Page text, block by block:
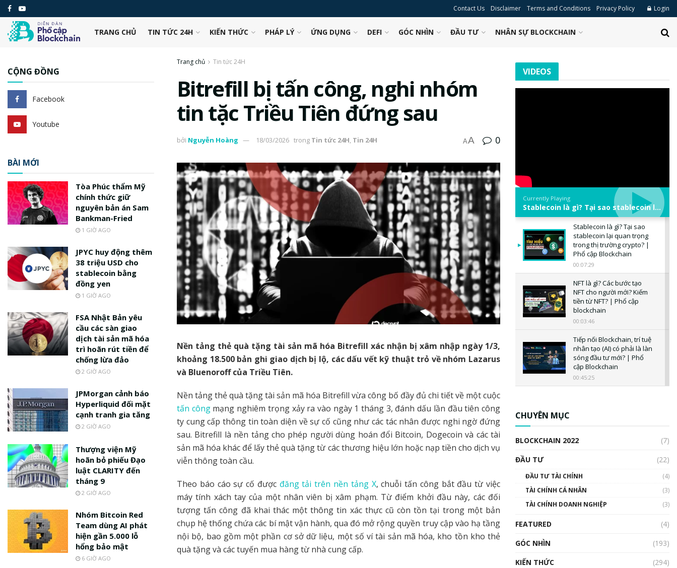
Contact Us Disclaimer Terms and Conditions Privacy Policy Login
TRANG CHỦ TIN TỨC 24H KIẾN THỨC PHÁP LÝ ỨNG DỤNG DEFI GÓC NHÌN ĐẦU TƯ NHÂN SỰ BLOCKCHAIN
Trang chủ Tin tức 24H
Bitrefill bị tấn công, nghi nhóm
tin tặc Triều Tiên đứng sau
bởi Nguyễn Hoàng 18/03/2026 trong Tin tức 24H, Tin 24H AA 0
Nền tảng thẻ quà tặng tài sản mã hóa Bitrefill xác nhận bị xâm nhập ngày 1/3,
khoảng 18.500 bản ghi giao dịch bị lộ, các dấu vết kỹ thuật trỏ về nhóm Lazarus
và Bluenoroff của Triều Tiên.
Nền tảng thẻ quà tặng tài sản mã hóa Bitrefill vừa công bố đầy đủ chi tiết về một cuộc
tấn côngmạng nghiêm trọng xảy ra vào ngày 1 tháng 3, đánh dấu lần đầu tiên công
ty cung cấp thông tin toàn diện về sự cố cũng như các tác nhân được nghi ngờ đứng
sau. Bitrefill là nền tảng cho phép người dùng hoán đổi Bitcoin, Dogecoin và các tài
sản mã hóa khác để lấy thẻ quà tặng từ các thương hiệu lớn hoặc nạp tiền cho dịch vụ
viễn thông toàn cầu.
Theo báo cáo sự cố được đăng tải trên nền tảng X, chuỗi tấn công bắt đầu từ việc
máy tính xách tay của một nhân viên bị xâm phạm. Từ điểm khởi đầu này, các đối
tượng tấn công đã khai thác một thông tin xác thực cũ còn tồn tại trong một bản
chụp hệ thống chứa các bí mật vận hành, qua đó mở rộng quyền truy cập vào hạ tầng
nội bộ, bao gồm một phần cơ sở dữ liệu, một số ví tài sản mã hóa, kho tồn kho thẻ
quà tặng và các tuyến mua hàng từ nhà cung cấp.
CỘNG ĐỒNG
Facebook
Youtube
BÀI MỚI
Tòa Phúc thẩm Mỹ
chính thức giữ
nguyên bản án Sam
Bankman-Fried
1 GIỜ AGO
JPYC huy động thêm
38 triệu USD cho
stablecoin bằng
đồng yen
1 GIỜ AGO
FSA Nhật Bản yêu
cầu các sàn giao
dịch tài sản mã hóa
trì hoãn rút tiền để
chống lừa đảo
2 GIỜ AGO
JPMorgan cảnh báo
Hyperliquid đối mặt
cạnh tranh gia tăng
2 GIỜ AGO
Thượng viện Mỹ
hoãn bỏ phiếu Đạo
luật CLARITY đến
tháng 9
2 GIỜ AGO
Nhóm Bitcoin Red
Team dùng AI phát
hiện gần 5.000 lỗ
hổng bảo mật
6 GIỜ AGO
VIDEOS
Currently Playing
Stablecoin là gì? Tại sao stablecoin lại quan trọng trong thị trường crypto? | Phổ cập Blockchain
Stablecoin là gì? Tại sao
stablecoin lại quan trọng
trong thị trường crypto? |
Phổ cập Blockchain
00:07:29
NFT là gì? Các bước tạo
NFT cho người mới? Kiếm
tiền từ NFT? | Phổ cập
blockchain
00:03:46
Tiếp nối Blockchain, trí tuệ
nhân tạo (AI) có phải là làn
sóng đầu tư mới? | Phổ
cập Blockchain
00:45:25
uptrend trong năm 2023? |
Phổ cập Blockchain
00:02:14
Nhìn lại năm 2022: Những
CHUYÊN MỤC
BLOCKCHAIN 2022
(7)
ĐẦU TƯ
(22)
ĐẦU TƯ TÀI CHÍNH
(4)
TÀI CHÍNH CÁ NHÂN
(3)
TÀI CHÍNH DOANH NGHIỆP
(3)
FEATURED
(4)
GÓC NHÌN
(193)
KIẾN THỨC
(294)